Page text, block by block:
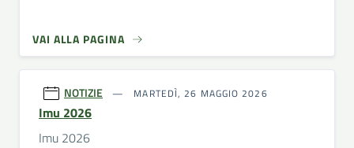
VAI ALLA PAGINA
NOTIZIE MARTEDÌ, 26 MAGGIO 2026
Imu 2026
Imu 2026